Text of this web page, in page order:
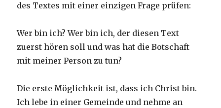
des Textes mit einer einzigen Frage prüfen:
Wer bin ich? Wer bin ich, der diesen Text
zuerst hören soll und was hat die Botschaft
mit meiner Person zu tun?
Die erste Möglichkeit ist, dass ich Christ bin.
Ich lebe in einer Gemeinde und nehme an